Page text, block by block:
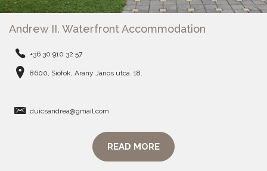
Andrew II. Waterfront Accommodation
+36 30 910 32 57
8600, Siófok, Arany János utca. 18.
duicsandrea@gmail.com
READ MORE